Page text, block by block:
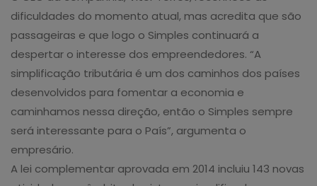
dificuldades do momento atual, mas acredita que são
passageiras e que logo o Simples continuará a
despertar o interesse dos empreendedores. “A
simplificação tributária é um dos caminhos dos países
desenvolvidos para fomentar a economia e
caminhamos nessa direção, então o Simples sempre
será interessante para o País”, argumenta o
empresário.
A lei complementar aprovada em 2014 incluiu 143 novas